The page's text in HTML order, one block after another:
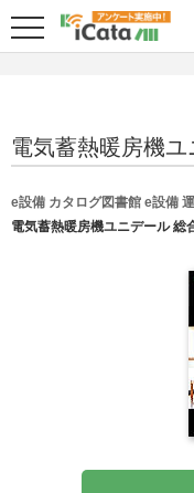
電気蓄熱暖房機
e設備 カタログ図書館 e設備
電気蓄熱暖房機ユニデール 総